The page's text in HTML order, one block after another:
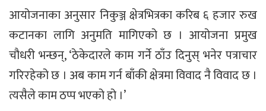
आयोजनाका अनुसार निकुञ्ज क्षेत्रभित्रका करिब ६ हजार रुख
कटानका लागि अनुमति मागिएको छ । आयोजना प्रमुख
चौधरी भन्छन्, ‘ठेकेदारले काम गर्ने ठाँउ दिनुस् भनेर पत्राचार
गरिरहेको छ । अब काम गर्न बाँकी क्षेत्रमा विवाद नै विवाद छ ।
त्यसैले काम ठप्प भएको हो ।’